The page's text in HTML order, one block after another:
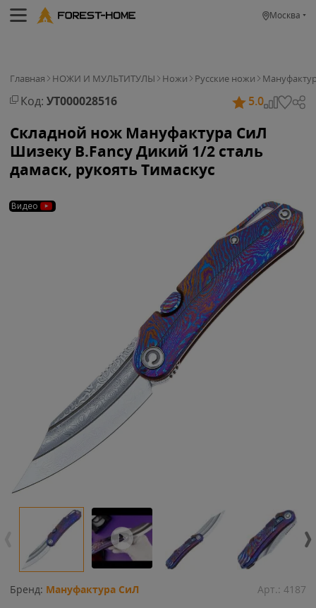
Москва
Главная НОЖИ И МУЛЬТИТУЛЫ Ножи Русские ножи
Код: УТ000028516 5.0
Складной нож Мануфактура СиЛ
Шизеку B.Fancy Дикий 1/2 сталь
дамаск, рукоять Тимаскус
Видео
Бренд: Мануфактура СиЛ Арт.: 4187